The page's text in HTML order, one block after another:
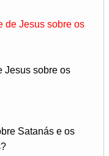
de Jesus sobre os
Jesus sobre os
Satanás e os